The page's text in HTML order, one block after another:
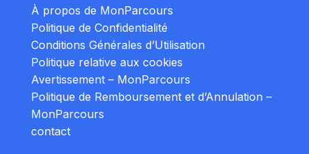
À propos de MonParcours
Politique de Confidentialité
Conditions Générales d’Utilisation
Politique relative aux cookies
Avertissement – MonParcours
Politique de Remboursement et d’Annulation –
MonParcours
contact